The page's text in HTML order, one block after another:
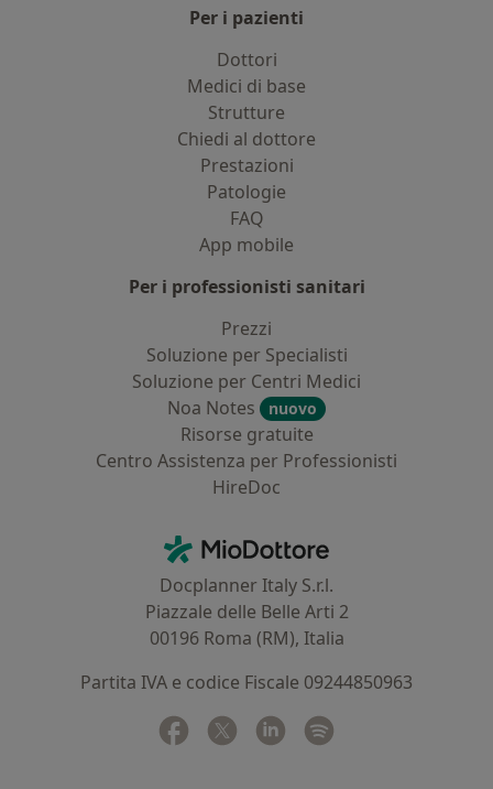
Per i pazienti
Dottori
Medici di base
Strutture
Chiedi al dottore
Prestazioni
Patologie
FAQ
App mobile
Per i professionisti sanitari
Prezzi
Soluzione per Specialisti
Soluzione per Centri Medici
Noa Notes
nuovo
Risorse gratuite
Centro Assistenza per Professionisti
HireDoc
MioDottore - Homepage
Docplanner Italy S.r.l.
Piazzale delle Belle Arti 2
00196 Roma (RM), Italia
Partita IVA e codice Fiscale 09244850963
Facebook
si apre in una nuova scheda
Twitter
si apre in una nuova scheda
Linkedin
si apre in una nuova